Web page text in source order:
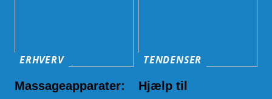
ERHVERV
Massageapparater:
TENDENSER
Hjælp til